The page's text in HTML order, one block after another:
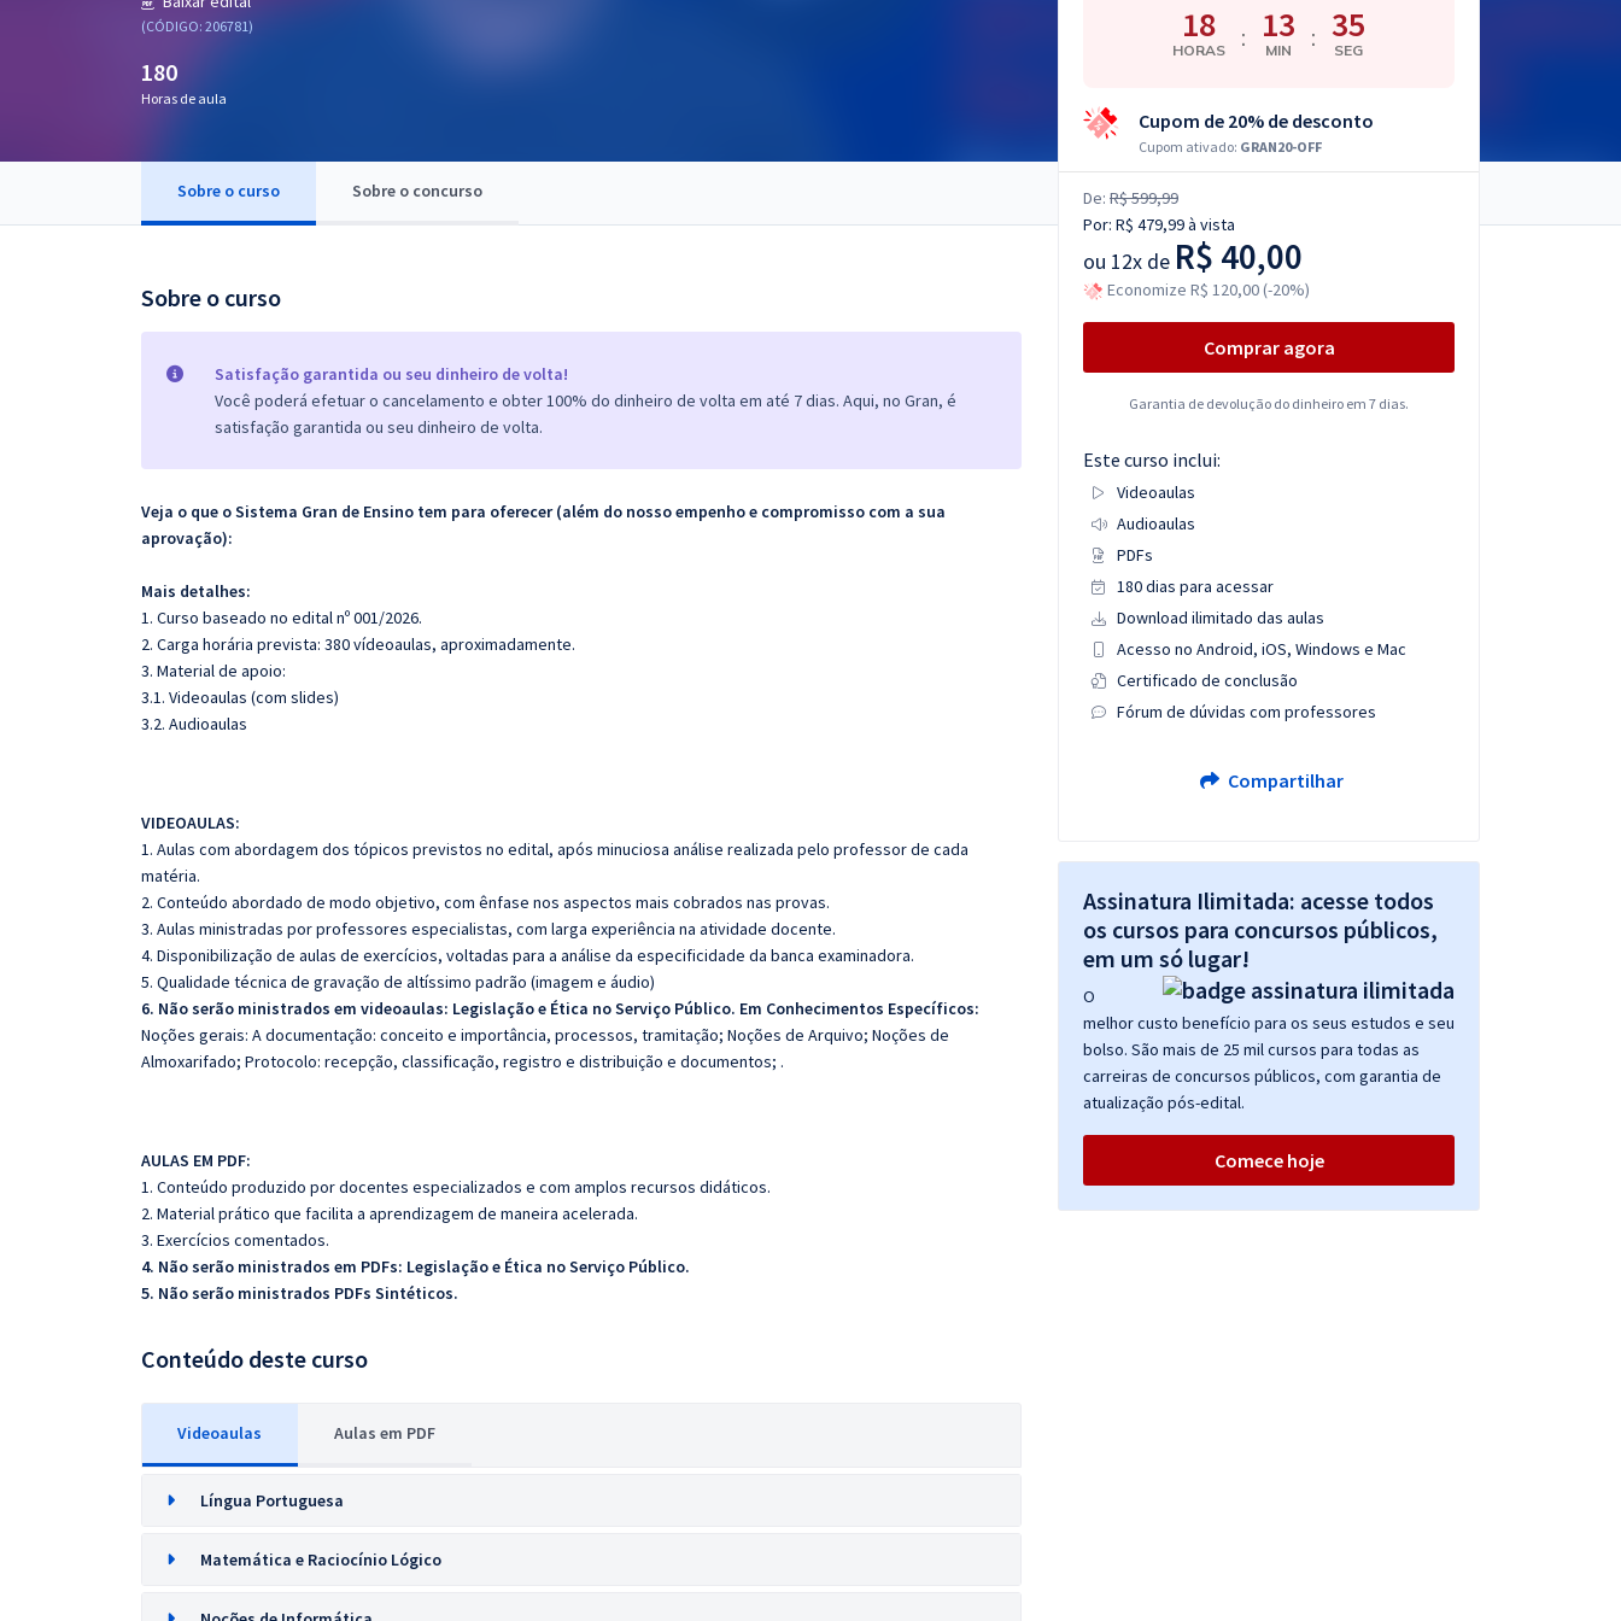
Conteúdo gratuito
(CÓDIGO: 206781)
180
Horas de aula
Sobre o curso Sobre o concurso
Sobre o curso
Satisfação garantida ou seu dinheiro de volta!
Você poderá efetuar o cancelamento e obter 100% do dinheiro de volta em até 7 dias. Aqui, no Gran, é
satisfação garantida ou seu dinheiro de volta.
Veja o que o Sistema Gran de Ensino tem para oferecer (além do nosso empenho e compromisso com a sua
aprovação):
Mais detalhes:
1. Curso baseado no edital nº 001/2026.
2. Carga horária prevista: 380 vídeoaulas, aproximadamente.
3. Material de apoio:
3.1. Videoaulas (com slides)
3.2. Audioaulas
VIDEOAULAS:
1. Aulas com abordagem dos tópicos previstos no edital, após minuciosa análise realizada pelo professor de cada
matéria.
2. Conteúdo abordado de modo objetivo, com ênfase nos aspectos mais cobrados nas provas.
3. Aulas ministradas por professores especialistas, com larga experiência na atividade docente.
4. Disponibilização de aulas de exercícios, voltadas para a análise da especificidade da banca examinadora.
5. Qualidade técnica de gravação de altíssimo padrão (imagem e áudio)
6. Não serão ministrados em videoaulas: Legislação e Ética no Serviço Público. Em Conhecimentos Específicos:
Noções gerais: A documentação: conceito e importância, processos, tramitação; Noções de Arquivo; Noções de
Almoxarifado; Protocolo: recepção, classificação, registro e distribuição e documentos; .
AULAS EM PDF:
1. Conteúdo produzido por docentes especializados e com amplos recursos didáticos.
2. Material prático que facilita a aprendizagem de maneira acelerada.
3. Exercícios comentados.
4. Não serão ministrados em PDFs: Legislação e Ética no Serviço Público.
5. Não serão ministrados PDFs Sintéticos.
Conteúdo deste curso
Videoaulas Aulas em PDF
Língua Portuguesa
Matemática e Raciocínio Lógico
18
HORAS : 13
MIN : 34
SEG
Cupom de 20% de desconto
Cupom ativado: GRAN20-OFF
De: R$ 599,99
Por: R$ 479,99à vista
ou 12x de R$ 40,00
Economize R$ 120,00 (-20%)
Comprar agora
Garantia de devolução do dinheiro em 7 dias.
Este curso inclui:
Videoaulas
Audioaulas
PDFs
180 dias para acessar
Download ilimitado das aulas
Acesso no Android, iOS, Windows e Mac
Certificado de conclusão
Fórum de dúvidas com professores
Compartilhar
Assinatura Ilimitada: acesse todos
os cursos para concursos públicos,
em um só lugar!
O
melhor custo benefício para os seus estudos e seu
bolso. São mais de 25 mil cursos para todas as
carreiras de concursos públicos, com garantia de
atualização pós-edital.
Comece hoje